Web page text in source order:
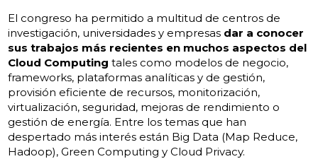
El congreso ha permitido a multitud de centros de
investigación, universidades y empresas dar a conocer
sus trabajos más recientes en muchos aspectos del
Cloud Computing tales como modelos de negocio,
frameworks, plataformas analíticas y de gestión,
provisión eficiente de recursos, monitorización,
virtualización, seguridad, mejoras de rendimiento o
gestión de energía. Entre los temas que han
despertado más interés están Big Data (Map Reduce,
Hadoop), Green Computing y Cloud Privacy.